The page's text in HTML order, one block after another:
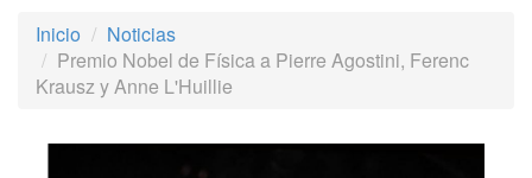
Inicio
Noticias
Premio Nobel de Física a Pierre Agostini, Ferenc
Krausz y Anne L'Huillie